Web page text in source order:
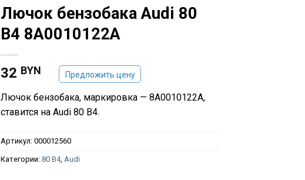
Лючок бензобака Audi 80
B4 8A0010122A
32 BYN Предложить цену
Лючок бензобака, маркировка — 8A0010122A,
ставится на Audi 80 B4.
Артикул:000012560
Категории:80 B4, Audi